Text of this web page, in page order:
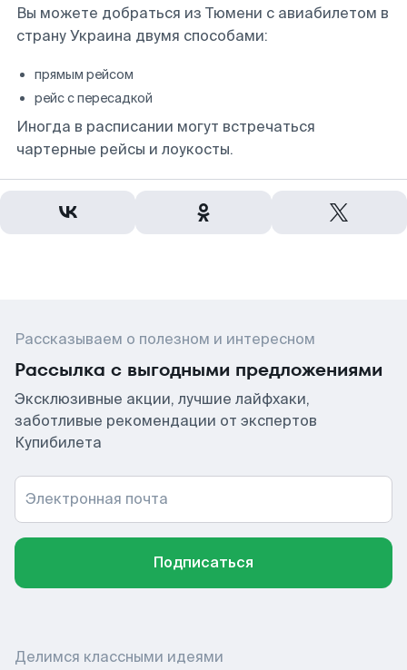
Вы можете добраться из Тюмени с авиабилетом в
страну Украина двумя способами:
прямым рейсом
рейс с пересадкой
Иногда в расписании могут встречаться
чартерные рейсы и лоукосты.
Рассказываем о полезном и интересном
Рассылка с выгодными предложениями
Эксклюзивные акции, лучшие лайфхаки,
заботливые рекомендации от экспертов
Купибилета
Электронная почта
Подписаться
Делимся классными идеями